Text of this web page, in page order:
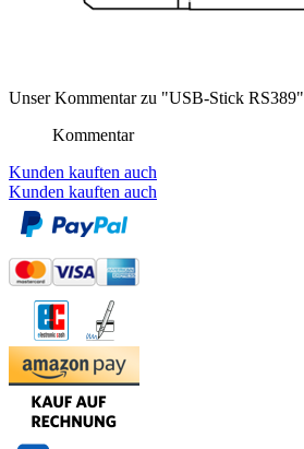
Unser Kommentar zu "USB-Stick RS389"
Kommentar
Kunden kauften auch
Kunden kauften auch